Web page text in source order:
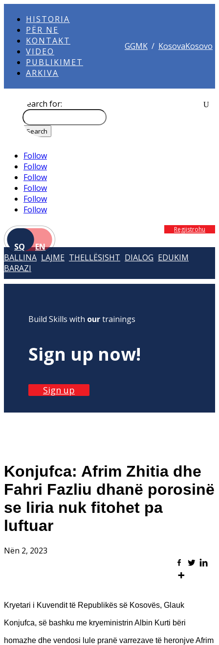
HISTORIA
PËR NE
KONTAKT
VIDEO
PUBLIKIMET
ARKIVA
GGMK / KosovaKosovo
Search for:
Follow
Follow
Follow
Follow
Follow
Follow
SQ EN
Regjistrohu
BALLINA LAJME THELLËSISHT DIALOG EDUKIM
BARAZI
Build Skills with ourtrainings
Sign up now!
Sign up
Konjufca: Afrim Zhitia dhe
Fahri Fazliu dhanë porosinë
se liria nuk fitohet pa
luftuar
Nën 2, 2023
Kryetari i Kuvendit të Republikës së Kosovës, Glauk
Konjufca, së bashku me kryeministrin Albin Kurti bëri
homazhe dhe vendosi lule pranë varrezave të heronjve Afrim